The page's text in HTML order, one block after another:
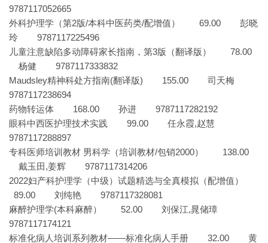
9787117052665
外科护理学（第2版/本科中医药类/配增值） 69.00 彭晓
玲 9787117225496
儿童注意缺陷多动障碍家长指南，第3版（翻译版） 78.00
杨健 9787117333832
Maudsley精神科处方指南(翻译版) 155.00 司天梅
9787117238694
药物转运体 168.00 孙进 9787117282192
眼科中西医护理技术实践 99.00 任永霞,赵慧
9787117288897
专科医师培训教材 男科学（培训教材/包销2000） 138.00
戴玉田,姜辉 9787117314206
2022妇产科护理学（中级）试题精选与全真模拟（配增值）
89.00 刘纯艳 9787117328081
麻醉护理学(本科麻醉） 52.00 刘保江,晁储璋
9787117174121
标准化病人培训系列教材——标准化病人手册 32.00 黄